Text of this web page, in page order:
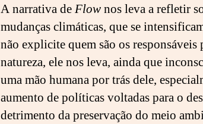
A narrativa deFlownos leva a refletir
mudanças climáticas, que se
não explicite quem são os
natureza, ele nos leva, ainda que
uma mão humana por trás dele,
aumento de políticas voltadas para o
detrimento da preservação do meio